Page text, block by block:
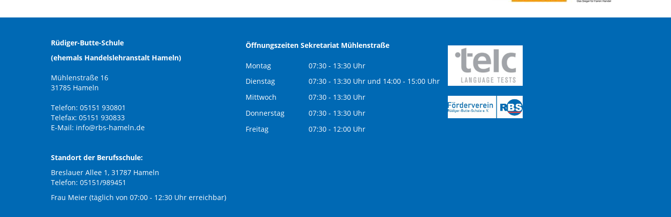
Rüdiger-Butte-Schule
(ehemals Handelslehranstalt Hameln)
Mühlenstraße 16
31785 Hameln
Telefon: 05151 930801
Telefax: 05151 930833
E-Mail: info@rbs-hameln.de
Standort der Berufsschule:
Breslauer Allee 1, 31787 Hameln
Telefon: 05151/989451
Frau Meier (täglich von 07:00 - 12:30 Uhr erreichbar)
Öffnungszeiten Sekretariat Mühlenstraße
Montag
07:30 - 13:30 Uhr
Dienstag
07:30 - 13:30 Uhr und 14:00 - 15:00 Uhr
Mittwoch
07:30 - 13:30 Uhr
Donnerstag
07:30 - 13:30 Uhr
Freitag
07:30 - 12:00 Uhr